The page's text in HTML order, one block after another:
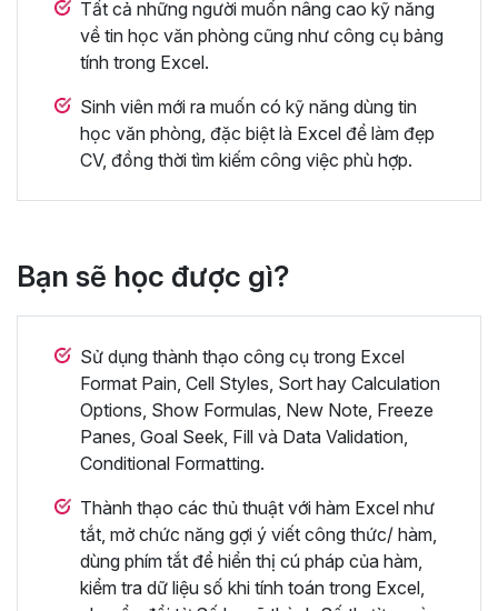
Tất cả những người muốn nâng cao kỹ năng
về tin học văn phòng cũng như công cụ bảng
tính trong Excel.
Sinh viên mới ra muốn có kỹ năng dùng tin
học văn phòng, đặc biệt là Excel để làm đẹp
CV, đồng thời tìm kiếm công việc phù hợp.
Bạn sẽ học được gì?
Sử dụng thành thạo công cụ trong Excel
Format Pain, Cell Styles, Sort hay Calculation
Options, Show Formulas, New Note, Freeze
Panes, Goal Seek, Fill và Data Validation,
Conditional Formatting.
Thành thạo các thủ thuật với hàm Excel như
tắt, mở chức năng gợi ý viết công thức/ hàm,
dùng phím tắt để hiển thị cú pháp của hàm,
kiểm tra dữ liệu số khi tính toán trong Excel,